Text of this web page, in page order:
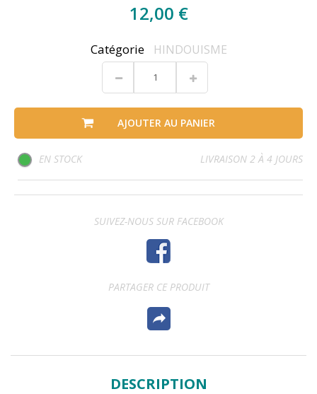
12,00 €
Catégorie HINDOUISME
AJOUTER AU PANIER
EN STOCK LIVRAISON 2 À 4 JOURS
SUIVEZ-NOUS SUR FACEBOOK
PARTAGER CE PRODUIT
DESCRIPTION